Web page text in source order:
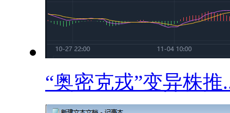
“奥密克戎”变异株推